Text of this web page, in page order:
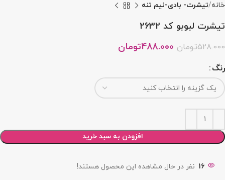
خانه تیشرت- بادی-نیم تنه
تیشرت لبوبو کد 2632
528.000تومان 488.000تومان
رنگ
افزودن به سبد خرید
16 نفر در حال مشاهده این محصول هستند!